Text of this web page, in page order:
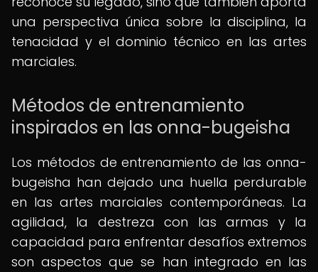
una perspectiva única sobre la disciplina, la
tenacidad y el dominio técnico en las artes
marciales.
Métodos de entrenamiento
inspirados en las onna-bugeisha
Los métodos de entrenamiento de las onna-
bugeisha han dejado una huella perdurable
en las artes marciales contemporáneas. La
agilidad, la destreza con las armas y la
capacidad para enfrentar desafíos extremos
son aspectos que se han integrado en las